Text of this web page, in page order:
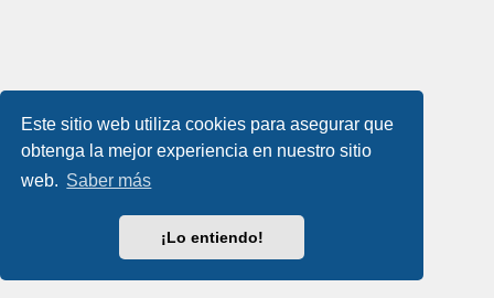
Este sitio web utiliza cookies para asegurar que
obtenga la mejor experiencia en nuestro sitio
web. Saber más
¡Lo entiendo!